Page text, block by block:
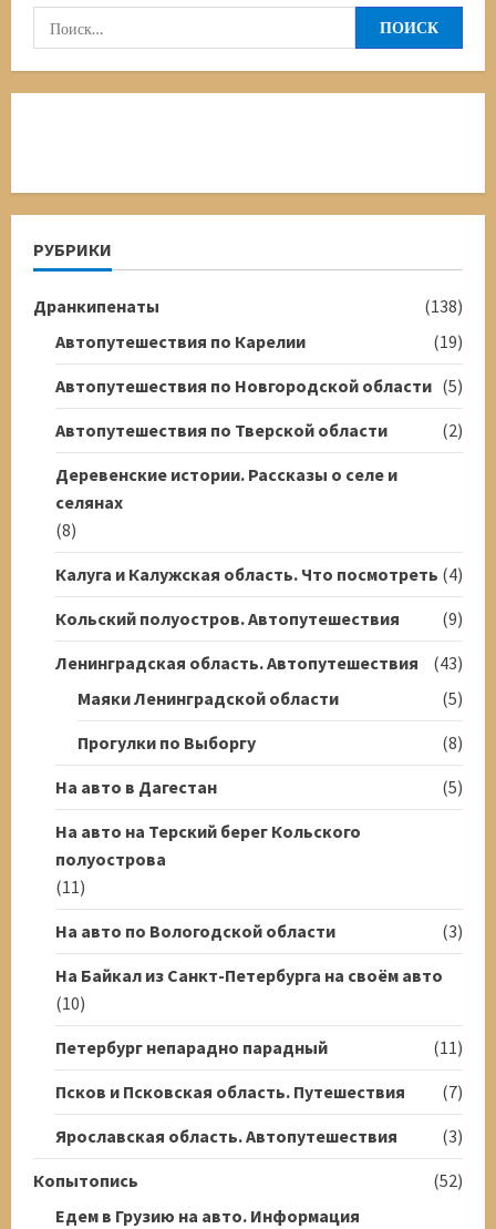
Найти:
РУБРИКИ
Дранкипенаты
(138)
Автопутешествия по Карелии
(19)
Автопутешествия по Новгородской области (5)
Автопутешествия по Тверской области
(2)
Деревенские истории. Рассказы о селе и
селянах
(8)
Калуга и Калужская область. Что посмотреть (4)
Кольский полуостров. Автопутешествия
(9)
Ленинградская область. Автопутешествия
(43)
Маяки Ленинградской области
(5)
Прогулки по Выборгу
(8)
На авто в Дагестан
(5)
На авто на Терский берег Кольского
полуострова
(11)
На авто по Вологодской области
(3)
На Байкал из Санкт-Петербурга на своём авто
(10)
Петербург непарадно парадный
(11)
Псков и Псковская область. Путешествия
(7)
Ярославская область. Автопутешествия
(3)
Копытопись
(52)
Едем в Грузию на авто. Информация